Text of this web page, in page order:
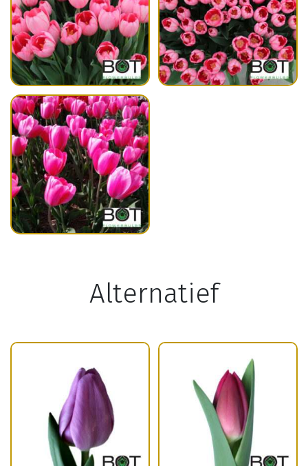
Alternatief